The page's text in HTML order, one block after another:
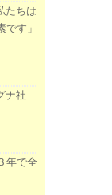
たちは
す」
ナ社
年で全